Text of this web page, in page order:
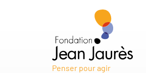
Penser pour agir